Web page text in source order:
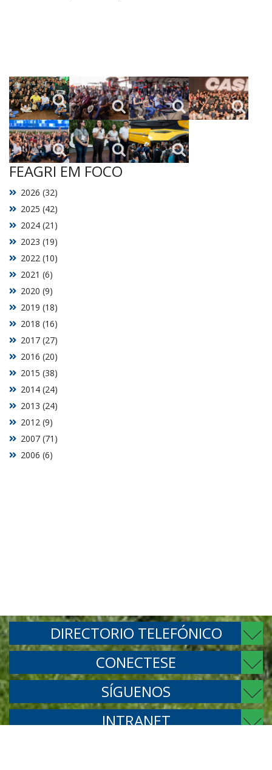
FEAGRI EM FOCO
2006 (6)
2007 (71)
2012 (9)
2013 (24)
2014 (24)
2015 (38)
2016 (20)
2017 (27)
2018 (16)
2019 (18)
2020 (9)
2021 (6)
2022 (10)
2023 (19)
2024 (21)
2025 (42)
2026 (32)
DIRECTORIO TELEFÓNICO
CONECTESE
SÍGUENOS
INTRANET